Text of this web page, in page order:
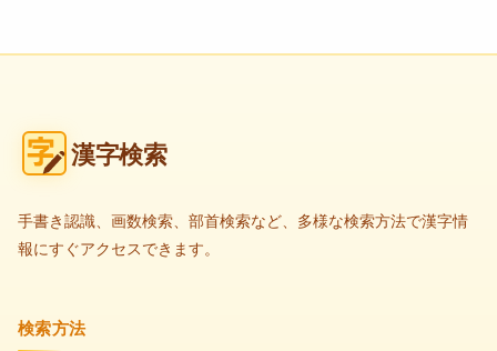
漢字検索
手書き認識、画数検索、部首検索など、多様な検索方法で漢字情
報にすぐアクセスできます。
検索方法